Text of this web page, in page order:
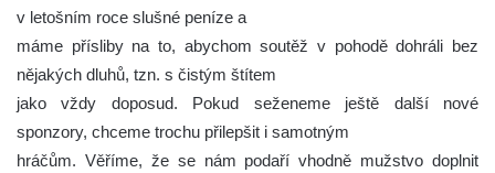
v letošním roce slušné peníze a
máme přísliby na to, abychom soutěž v pohodě dohráli bez
nějakých dluhů, tzn. s čistým štítem
jako vždy doposud. Pokud seženeme ještě další nové
sponzory, chceme trochu přilepšit i samotným
hráčům. Věříme, že se nám podaří vhodně mužstvo doplnit